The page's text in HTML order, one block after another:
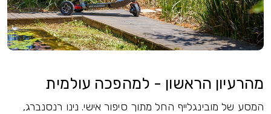
מהרעיון הראשון - למהפכה עולמית
המסע של מובינגלייף החל מתוך סיפור אישי. נינו רנסנברג,